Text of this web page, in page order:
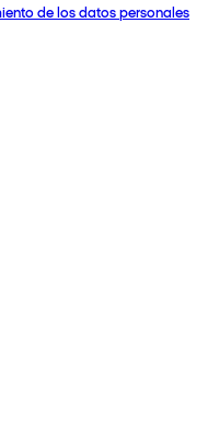
de los datos personales